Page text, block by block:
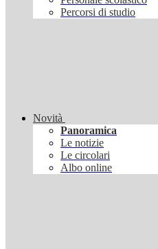
Percorsi di studio
Novità
Panoramica
Le notizie
Le circolari
Albo online